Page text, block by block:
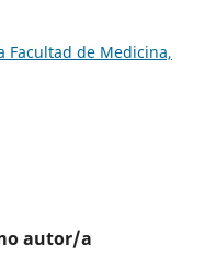
Facultad de Medicina,
autor/a